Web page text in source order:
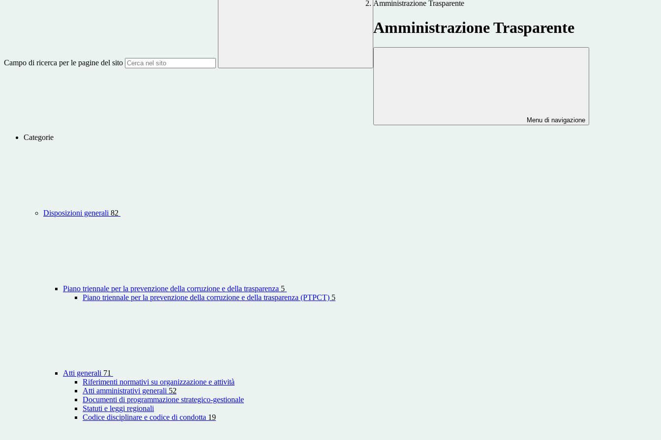
Campo di ricerca per le pagine del sito
Amministrazione Trasparente
Amministrazione Trasparente
Menu di navigazione
Categorie
Disposizioni generali 82
Piano triennale per la prevenzione della corruzione e della trasparenza 5
Piano triennale per la prevenzione della corruzione e della trasparenza (PTPCT) 5
Atti generali 71
Riferimenti normativi su organizzazione e attività
Atti amministrativi generali 52
Documenti di programmazione strategico-gestionale
Statuti e leggi regionali
Codice disciplinare e codice di condotta 19